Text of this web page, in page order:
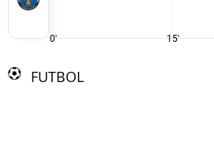
0' 15'
FUTBOL